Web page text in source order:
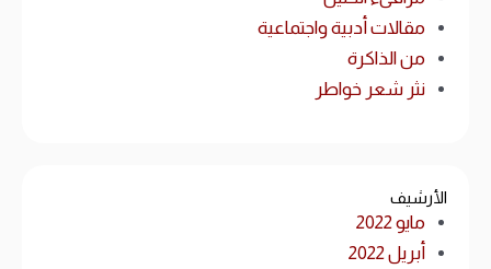
مقالات أدبية واجتماعية
من الذاكرة
نثر شعر خواطر
الأرشيف
مايو 2022
أبريل 2022